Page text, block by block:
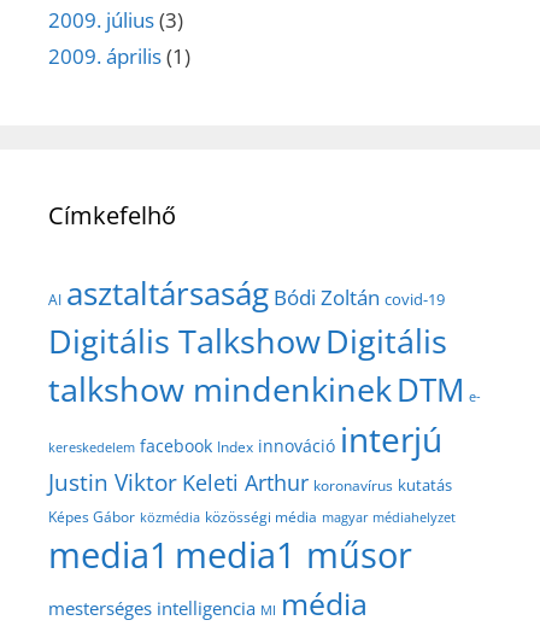
2009. július(3)
2009. április(1)
Címkefelhő
AI asztaltársaság Bódi Zoltán covid-19
Digitális TalkshowDigitális
talkshow mindenkinekDTM e-
kereskedelem facebook Index innováció interjú
Justin Viktor Keleti Arthur koronavírus kutatás
Képes Gábor közmédia közösségi média magyar médiahelyzet
media1 media1 műsor
mesterséges intelligencia MI média